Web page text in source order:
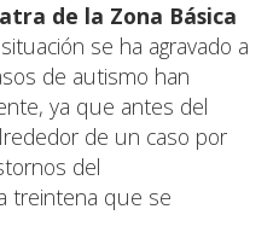
de la Zona Básica
se ha agravado a
de autismo han
ya que antes del
de un caso por
del
treintena que se